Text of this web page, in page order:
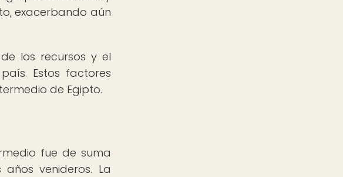
exacerbando aún
los recursos y el
Estos factores
de Egipto.
fue de suma
venideros. La